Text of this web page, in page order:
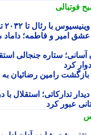
رئال تا ۲۰۳۲ تمدید شد
امیر و فاطمه؛ داماد
ستاره جنجالی
کرد
رامین رضائیان به
تدارکاتی؛ استقلال با
کرد